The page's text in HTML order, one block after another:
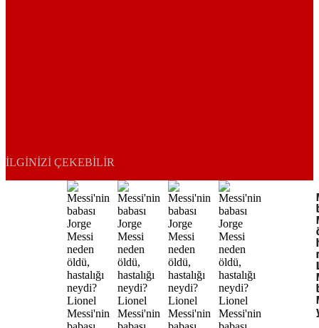
İLGINIZI ÇEKEBILIR